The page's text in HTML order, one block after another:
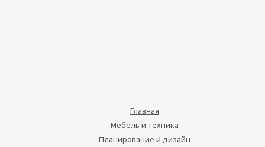
Главная
Мебель и техника
Планирование и дизайн